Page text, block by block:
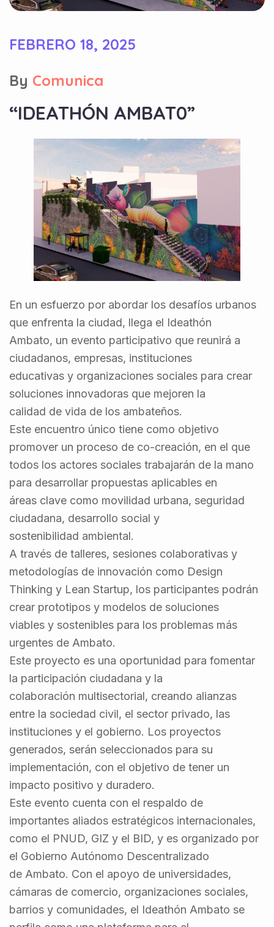
FEBRERO 18, 2025
By Comunica
“IDEATHÓN AMBAT0”
En un esfuerzo por abordar los desafíos urbanos
que enfrenta la ciudad, llega el Ideathón
Ambato, un evento participativo que reunirá a
ciudadanos, empresas, instituciones
educativas y organizaciones sociales para crear
soluciones innovadoras que mejoren la
calidad de vida de los ambateños.
Este encuentro único tiene como objetivo
promover un proceso de co-creación, en el que
todos los actores sociales trabajarán de la mano
para desarrollar propuestas aplicables en
áreas clave como movilidad urbana, seguridad
ciudadana, desarrollo social y
sostenibilidad ambiental.
A través de talleres, sesiones colaborativas y
metodologías de innovación como Design
Thinking y Lean Startup, los participantes podrán
crear prototipos y modelos de soluciones
viables y sostenibles para los problemas más
urgentes de Ambato.
Este proyecto es una oportunidad para fomentar
la participación ciudadana y la
colaboración multisectorial, creando alianzas
entre la sociedad civil, el sector privado, las
instituciones y el gobierno. Los proyectos
generados, serán seleccionados para su
implementación, con el objetivo de tener un
impacto positivo y duradero.
Este evento cuenta con el respaldo de
importantes aliados estratégicos internacionales,
como el PNUD, GIZ y el BID, y es organizado por
el Gobierno Autónomo Descentralizado
de Ambato. Con el apoyo de universidades,
cámaras de comercio, organizaciones sociales,
barrios y comunidades, el Ideathón Ambato se